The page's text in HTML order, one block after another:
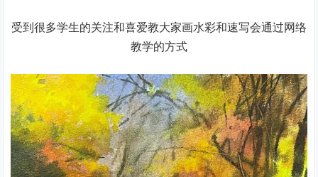
受到很多学生的关注和喜爱教大家画水彩和速写会通过网络
教学的方式